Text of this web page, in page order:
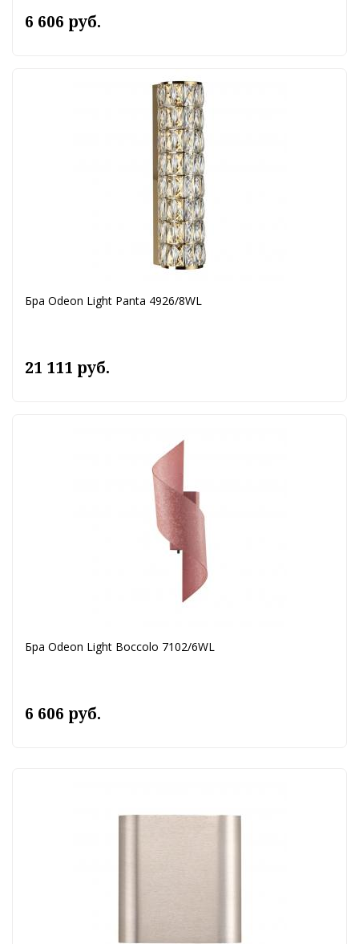
6 606 руб.
Бра Odeon Light Panta 4926/8WL
21 111 руб.
Бра Odeon Light Boccolo 7102/6WL
6 606 руб.